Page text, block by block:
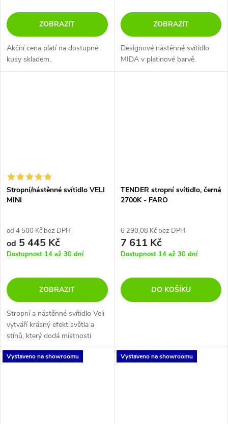
ZOBRAZIT
Akční cena platí na dostupné
kusy skladem.
ZOBRAZIT
Designové nástěnné svítidlo
MIDA v platinové barvě.
Stropní/nástěnné svítidlo VELI
MINI
od 4 500 Kč bez DPH
od 5 445 Kč
Dostupnost 14 až 30 dní
ZOBRAZIT
Stropní a nástěnné svítidlo Veli
vytváří krásný efekt světla a
stínů, který dodá místnosti
jedinečnou atmosféru. Svítidlo
je vyrobeno z kvalitních
TENDER stropní svítidlo, černá
2700K - FARO
6 290,08 Kč bez DPH
7 611 Kč
Dostupnost 14 až 30 dní
DO KOŠÍKU
Vystaveno na showroomu Vystaveno na showroomu